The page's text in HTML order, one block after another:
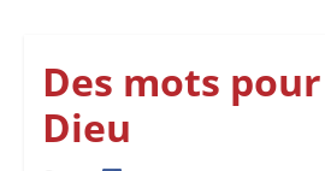
Des mots
Dieu